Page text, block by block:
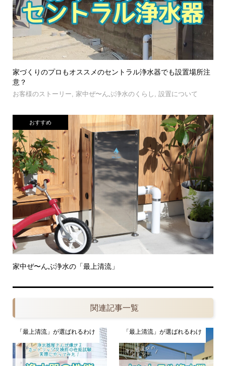
家づくりのプロもオススメのセントラル浄水器でも設置場所注
意？
お客様のストーリー 家中ぜ〜んぶ浄水のくらし 設置について
おすすめ
家中ぜ〜んぶ浄水の「最上清流」
関連記事一覧
「最上清流」が選ばれるわけ 「最上清流」が選ばれるわけ